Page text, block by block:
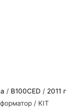
/ B100CED / 2011 г
/ KIT